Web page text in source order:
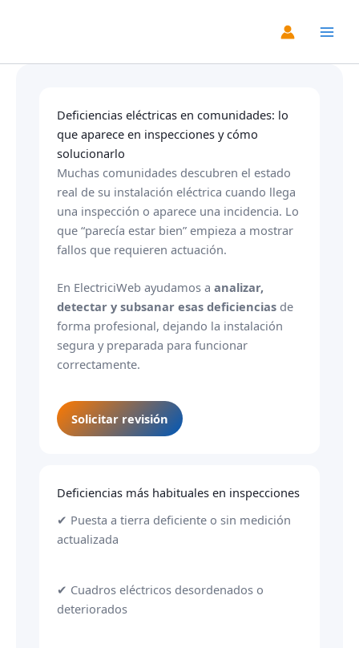
Deficiencias eléctricas en comunidades: lo
que aparece en inspecciones y cómo
solucionarlo
Muchas comunidades descubren el estado
real de su instalación eléctrica cuando llega
una inspección o aparece una incidencia. Lo
que “parecía estar bien” empieza a mostrar
fallos que requieren actuación.
En ElectriciWeb ayudamos aanalizar,
detectar y subsanar esas deficiencias de
forma profesional, dejando la instalación
segura y preparada para funcionar
correctamente.
Solicitar revisión
Deficiencias más habituales en inspecciones
✔ Puesta a tierra deficiente o sin medición
actualizada
✔ Cuadros eléctricos desordenados o
deteriorados